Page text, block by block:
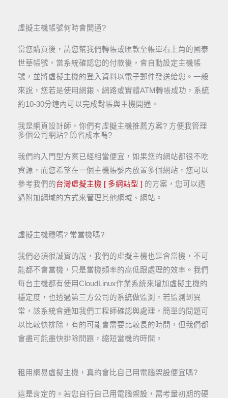
虛擬主機帳號何時會開通?​
當您購買後，請您幫我們轉帳或匯款至帳單右上角的國泰
世華帳號，當系統確認您的付款後，會自動設定主機帳
號，並將虛擬主機的登入資料以電子郵件發送給您。一般
來說，您若是使用網銀、網路或實體ATM轉帳成功，系統
約10-30分鐘內可以完成對帳與主機開通。
我是網頁設計師，你們有虛擬主機推薦方案? 方便我管理
多個公司網站? 節省成本嗎?
我們的入門型方案已經相當便宜，如果您的網站都很不吃
資源，而您希望在一個主機帳號內放置多個網站，您可以
參考我們的台灣虛擬主機 [ 多網站型 ] 的方案，您可以透
過附加網域的方式來管理其他網域、網站。
虛擬主機穩嗎? 常當機嗎?
我們必須很誠實的說，我們的虛擬主機也是會當機，不可
能都不會當機，只是當機頻率的高低跟處理的效率。我們
每台主機都有使用CloudLinux作業系統來增加虛擬主機的
穩定度，也透過第三方公司的系統做監測，若監測到異
常，該系統會通知我們工程師確認與處理，簡單的問題可
以比較快排除，有的可能會需要比較長的時間，但我們都
會盡可能盡快排除問題，縮短當機的時間。
租用網易虛擬主機，真的會比自己用電腦架設便宜嗎?
這是肯定的。若您自行自己用電腦架設，需考量初期的硬